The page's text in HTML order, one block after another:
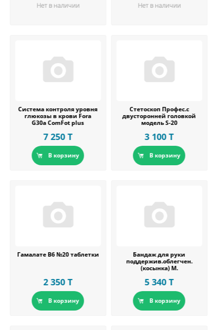
Нет в наличии Нет в наличии
Система контроля уровня
глюкозы в крови Fora
G30a ComFot plus
7 250 T
В корзину
Стетоскоп Профес.с
двусторонней головкой
модель S-20
3 100 T
В корзину
Гамалате В6 №20 таблетки
2 350 T
В корзину
Бандаж для руки
поддержив.облегчен.
(косынка) М.
5 340 T
В корзину